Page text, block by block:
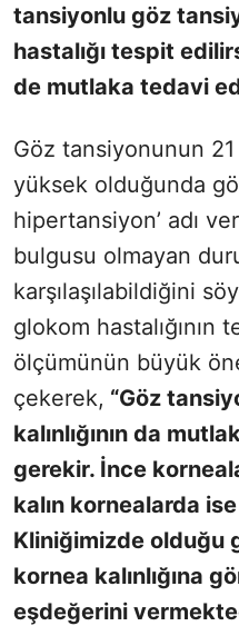
tansiyonlu göz
hastalığı tespit
de mutlaka tedavi
Göz tansiyonunun
yüksek olduğunda
hipertansiyon’ adı
bulgusu olmayan
karşılaşılabildiğini
glokom
ölçümünün büyük
çekerek, “Göz
kalınlığının da
gerekir. İnce
kalın kornealarda
Kliniğimizde olduğu
kornea kalınlığına
eşdeğerini